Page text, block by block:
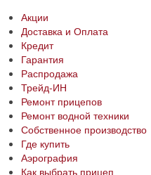
Акции
Доставка и Оплата
Кредит
Гарантия
Распродажа
Трейд-ИН
Ремонт прицепов
Ремонт водной техники
Собственное производство
Где купить
Аэрография
Как выбрать прицеп